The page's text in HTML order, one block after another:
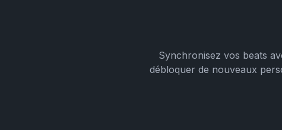
Synchronisez vos beats
débloquer de nouveaux